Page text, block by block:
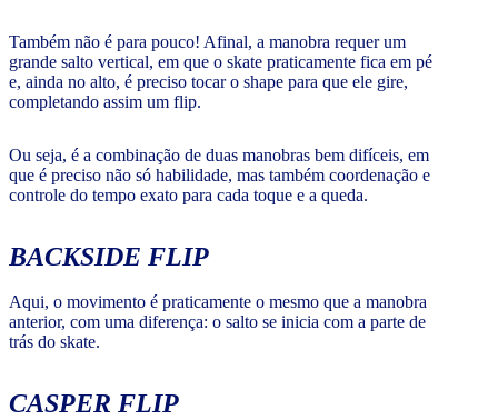
Também não é para pouco! Afinal, a manobra requer um
grande salto vertical, em que o skate praticamente fica em pé
e, ainda no alto, é preciso tocar o shape para que ele gire,
completando assim um flip.
Ou seja, é a combinação de duas manobras bem difíceis, em
que é preciso não só habilidade, mas também coordenação e
controle do tempo exato para cada toque e a queda.
BACKSIDE FLIP
Aqui, o movimento é praticamente o mesmo que a manobra
anterior, com uma diferença: o salto se inicia com a parte de
trás do skate.
CASPER FLIP